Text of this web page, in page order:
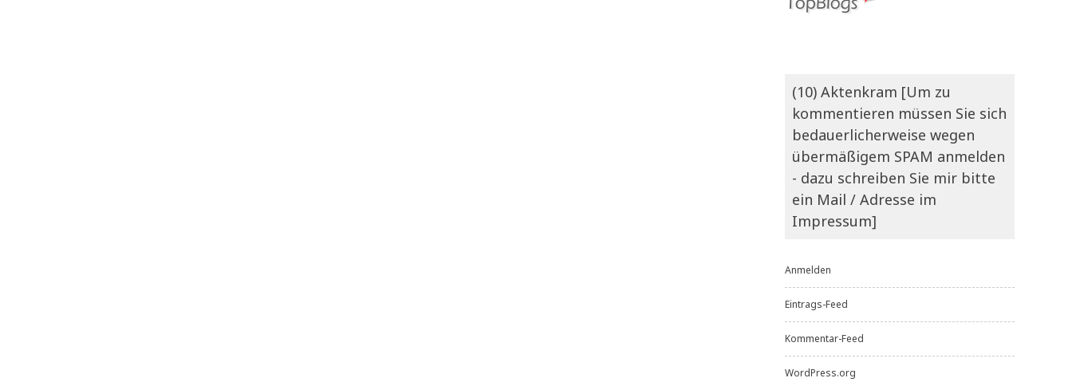
(10) Aktenkram [Um zu
kommentieren müssen Sie sich
bedauerlicherweise wegen
übermäßigem SPAM anmelden
- dazu schreiben Sie mir bitte
ein Mail / Adresse im
Impressum]
Anmelden
Eintrags-Feed
Kommentar-Feed
WordPress.org